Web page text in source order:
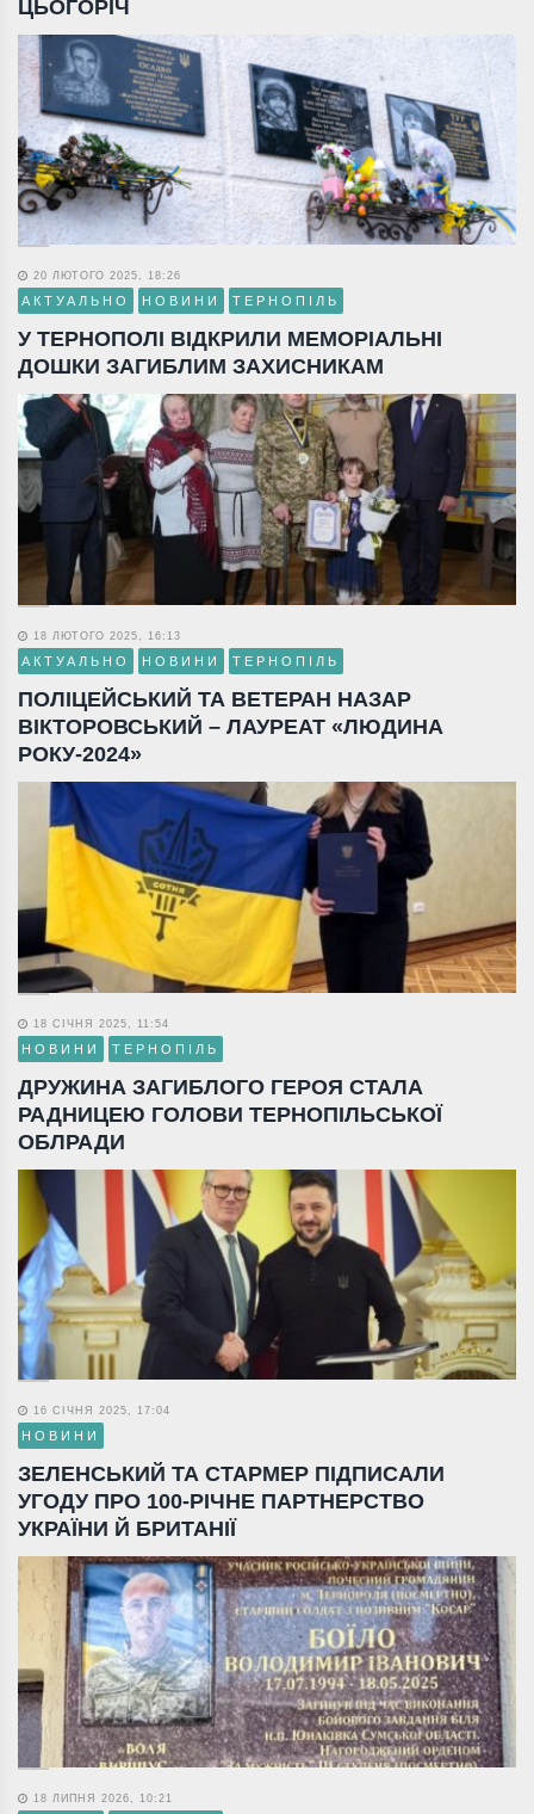
ЦЬОГОРІЧ
20 ЛЮТОГО 2025, 18:26
АКТУАЛЬНО НОВИНИ ТЕРНОПІЛЬ
У ТЕРНОПОЛІ ВІДКРИЛИ МЕМОРІАЛЬНІ
ДОШКИ ЗАГИБЛИМ ЗАХИСНИКАМ
18 ЛЮТОГО 2025, 16:13
АКТУАЛЬНО НОВИНИ ТЕРНОПІЛЬ
ПОЛІЦЕЙСЬКИЙ ТА ВЕТЕРАН НАЗАР
ВІКТОРОВСЬКИЙ – ЛАУРЕАТ «ЛЮДИНА
РОКУ-2024»
18 СІЧНЯ 2025, 11:54
НОВИНИ ТЕРНОПІЛЬ
ДРУЖИНА ЗАГИБЛОГО ГЕРОЯ СТАЛА
РАДНИЦЕЮ ГОЛОВИ ТЕРНОПІЛЬСЬКОЇ
ОБЛРАДИ
16 СІЧНЯ 2025, 17:04
НОВИНИ
ЗЕЛЕНСЬКИЙ ТА СТАРМЕР ПІДПИСАЛИ
УГОДУ ПРО 100-РІЧНЕ ПАРТНЕРСТВО
УКРАЇНИ Й БРИТАНІЇ
18 ЛИПНЯ 2026, 10:21